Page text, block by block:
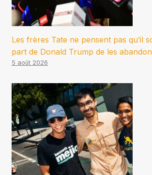
Les frères Tate ne pensent pas qu’il
part de Donald Trump de les
5 août 2026